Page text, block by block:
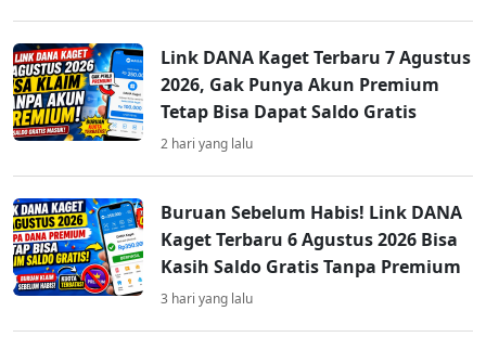
Link DANA Kaget Terbaru 7 Agustus
2026, Gak Punya Akun Premium
Tetap Bisa Dapat Saldo Gratis
2 hari yang lalu
Buruan Sebelum Habis! Link DANA
Kaget Terbaru 6 Agustus 2026 Bisa
Kasih Saldo Gratis Tanpa Premium
3 hari yang lalu